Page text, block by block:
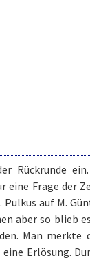
Rückrunde ein.
eine Frage der
auf M.
aber so blieb
Man merkte
Erlösung.